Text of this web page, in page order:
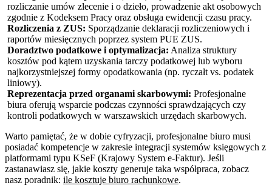
rozliczanie umów zlecenie i o dzieło, prowadzenie akt osobowych
zgodnie z Kodeksem Pracy oraz obsługa ewidencji czasu pracy.
Rozliczenia z ZUS: Sporządzanie deklaracji rozliczeniowych i
raportów miesięcznych poprzez system PUE ZUS.
Doradztwo podatkowe i optymalizacja: Analiza struktury
kosztów pod kątem uzyskania tarczy podatkowej lub wyboru
najkorzystniejszej formy opodatkowania (np. ryczałt vs. podatek
liniowy).
Reprezentacja przed organami skarbowymi: Profesjonalne
biura oferują wsparcie podczas czynności sprawdzających czy
kontroli podatkowych w warszawskich urzędach skarbowych.
Warto pamiętać, że w dobie cyfryzacji, profesjonalne biuro musi
posiadać kompetencje w zakresie integracji systemów księgowych z
platformami typu KSeF (Krajowy System e-Faktur). Jeśli
zastanawiasz się, jakie koszty generuje taka współpraca, zobacz
nasz poradnik: ile kosztuje biuro rachunkowe.